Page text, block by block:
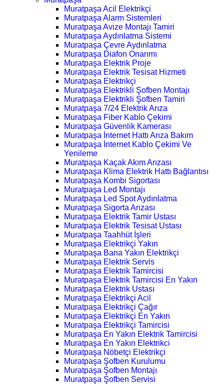
Muratpaşa Acil Elektrikçi
Muratpaşa Alarm Sistemleri
Muratpaşa Avize Montajı Tamiri
Muratpaşa Aydınlatma Sistemi
Muratpaşa Çevre Aydınlatma
Muratpaşa Diafon Onarımı
Muratpaşa Elektrik Proje
Muratpaşa Elektrik Tesisat Hizmeti
Muratpaşa Elektrikçi
Muratpaşa Elektrikli Şofben Montajı
Muratpaşa Elektrikli Şofben Tamiri
Muratpaşa 7/24 Elektrik Arıza
Muratpaşa Fiber Kablo Çekimi
Muratpaşa Güvenlik Kamerası
Muratpaşa İnternet Hattı Arıza Bakım
Muratpaşa İnternet Kablo Çekimi Ve
Yenileme
Muratpaşa Kaçak Akım Arızası
Muratpaşa Klima Elektrik Hattı Bağlantısı
Muratpaşa Kombi Sigortası
Muratpaşa Led Montajı
Muratpaşa Led Spot Aydınlatma
Muratpaşa Sigorta Arızası
Muratpaşa Elektrik Tamir Ustası
Muratpaşa Elektrik Tesisat Ustası
Muratpaşa Taahhüt İşleri
Muratpaşa Elektrikçi Yakın
Muratpaşa Bana Yakın Elektrikçi
Muratpaşa Elektrik Servis
Muratpaşa Elektrik Tamircisi
Muratpaşa Elektrik Tamircisi En Yakın
Muratpaşa Elektrik Ustası
Muratpaşa Elektrikçi Acil
Muratpaşa Elektrikçi Çağır
Muratpaşa Elektrikçi En Yakın
Muratpaşa Elektrikçi Tamircisi
Muratpaşa En Yakın Elektrik Tamircisi
Muratpaşa En Yakın Elektrikci
Muratpaşa Nöbetçi Elektrikçi
Muratpaşa Şofben Kurulumu
Muratpaşa Şofben Montajı
Muratpaşa Şofben Servisi